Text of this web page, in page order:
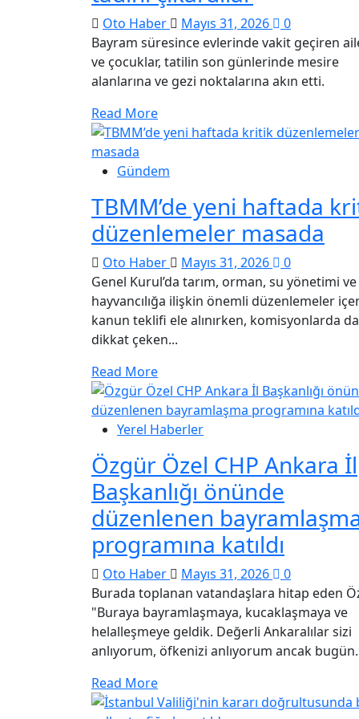
Oto Haber Mayıs 31, 2026
0
Bayram süresince evlerinde vakit geçiren
ve çocuklar, tatilin son günlerinde mesire
alanlarına ve gezi noktalarına akın etti.
Read More
Gündem
TBMM’de yeni haftada
düzenlemeler masada
Oto Haber Mayıs 31, 2026
0
Genel Kurul’da tarım, orman, su yönetimi ve
hayvancılığa ilişkin önemli düzenlemeler
kanun teklifi ele alınırken, komisyonlarda da
dikkat çeken...
Read More
Yerel Haberler
Özgür Özel CHP Ankara İl
Başkanlığı önünde
düzenlenen
programına katıldı
Oto Haber Mayıs 31, 2026
0
Burada toplanan vatandaşlara hitap eden
"Buraya bayramlaşmaya, kucaklaşmaya ve
helalleşmeye geldik. Değerli Ankaralılar sizi
anlıyorum, öfkenizi anlıyorum ancak
Read More